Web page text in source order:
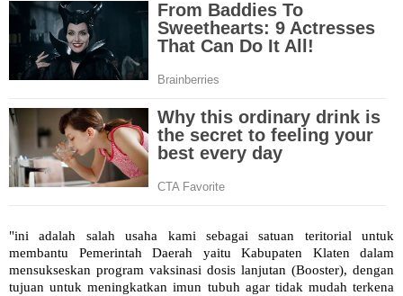
"ini adalah salah usaha kami sebagai satuan teritorial untuk
membantu Pemerintah Daerah yaitu Kabupaten Klaten dalam
mensukseskan program vaksinasi dosis lanjutan (Booster), dengan
tujuan untuk meningkatkan imun tubuh agar tidak mudah terkena